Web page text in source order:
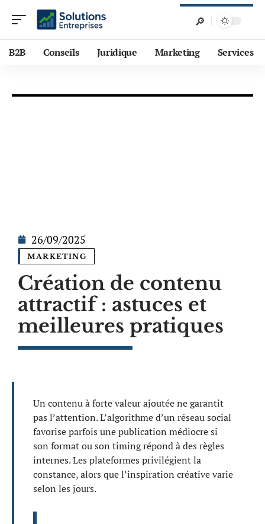
B2B Conseils Juridique Marketing Services
26/09/2025
MARKETING
Création de contenu
attractif : astuces et
meilleures pratiques
Un contenu à forte valeur ajoutée ne garantit
pas l’attention. L’algorithme d’un réseau social
favorise parfois une publication médiocre si
son format ou son timing répond à des règles
internes. Les plateformes privilégient la
constance, alors que l’inspiration créative varie
selon les jours.